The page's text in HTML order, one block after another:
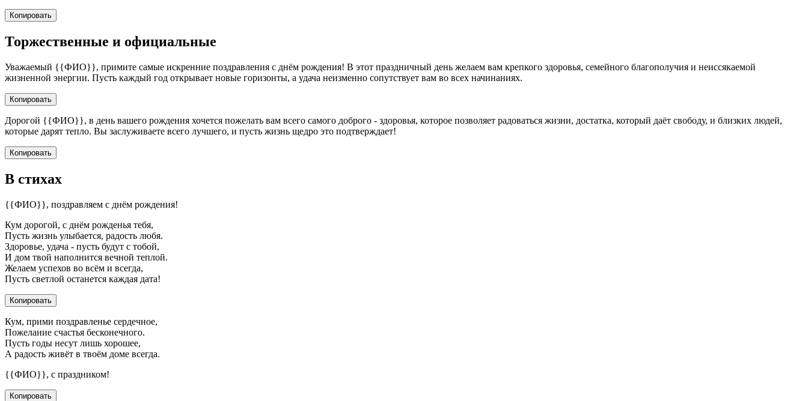
Копировать
Торжественные и официальные
Уважаемый {{ФИО}}, примите самые искренние поздравления с днём рождения! В этот праздничный день желаем вам крепкого здоровья, семейного благополучия и неиссякаемой
жизненной энергии. Пусть каждый год открывает новые горизонты, а удача неизменно сопутствует вам во всех начинаниях.
Копировать
Дорогой {{ФИО}}, в день вашего рождения хочется пожелать вам всего самого доброго - здоровья, которое позволяет радоваться жизни, достатка, который даёт свободу, и близких людей,
которые дарят тепло. Вы заслуживаете всего лучшего, и пусть жизнь щедро это подтверждает!
Копировать
В стихах
{{ФИО}}, поздравляем с днём рождения!
Кум дорогой, с днём рожденья тебя,
Пусть жизнь улыбается, радость любя.
Здоровье, удача - пусть будут с тобой,
И дом твой наполнится вечной теплой.
Желаем успехов во всём и всегда,
Пусть светлой останется каждая дата!
Копировать
Кум, прими поздравленье сердечное,
Пожелание счастья бесконечного.
Пусть годы несут лишь хорошее,
А радость живёт в твоём доме всегда.
{{ФИО}}, с праздником!
Копировать